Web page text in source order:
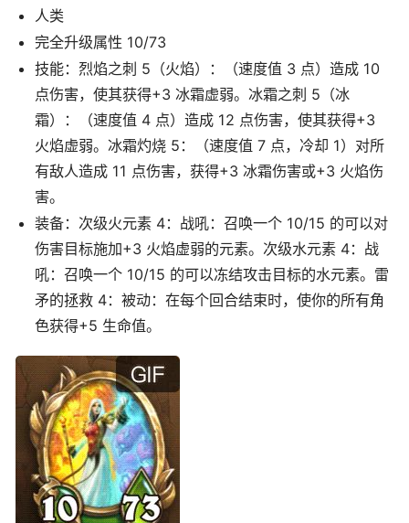
人类
完全升级属性 10/73
技能：烈焰之刺 5（火焰）：（速度值 3 点）造成 10
点伤害，使其获得+3 冰霜虚弱。冰霜之刺 5（冰
霜）：（速度值 4 点）造成 12 点伤害，使其获得+3
火焰虚弱。冰霜灼烧 5：（速度值 7 点，冷却 1）对所
有敌人造成 11 点伤害，获得+3 冰霜伤害或+3 火焰伤
害。
装备：次级火元素 4：战吼：召唤一个 10/15 的可以对
伤害目标施加+3 火焰虚弱的元素。次级水元素 4：战
吼：召唤一个 10/15 的可以冻结攻击目标的水元素。雷
矛的拯救 4：被动：在每个回合结束时，使你的所有角
色获得+5 生命值。